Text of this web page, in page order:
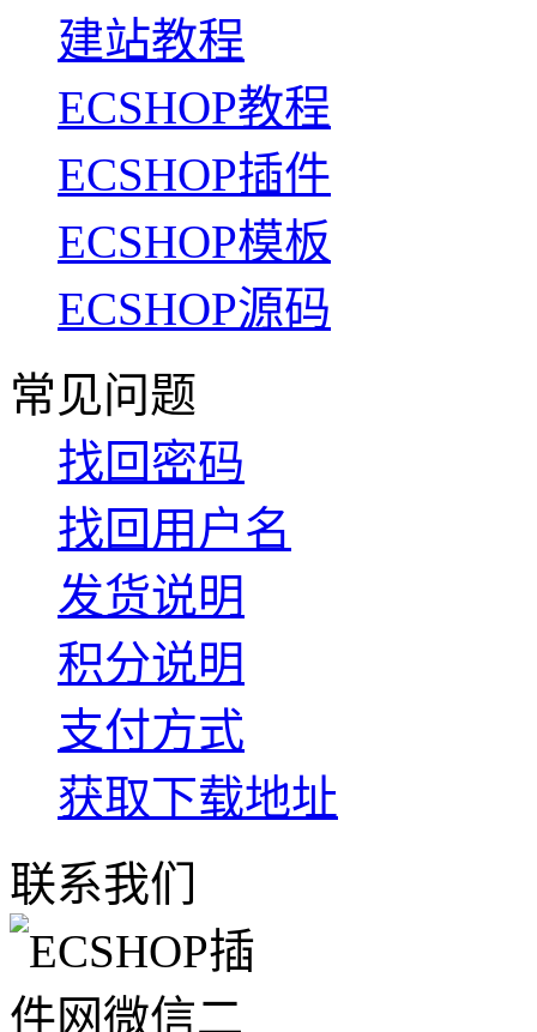
建站教程
ECSHOP教程
ECSHOP插件
ECSHOP模板
ECSHOP源码
常见问题
找回密码
找回用户名
发货说明
积分说明
支付方式
获取下载地址
联系我们